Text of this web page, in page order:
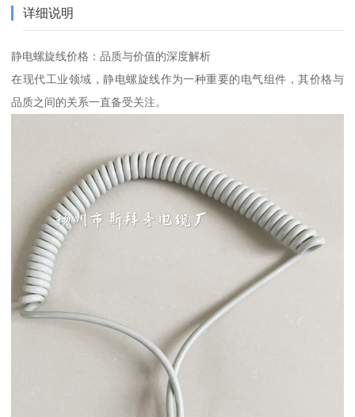
详细说明
静电螺旋线价格：品质与价值的深度解析
在现代工业领域，静电螺旋线作为一种重要的电气组件，其价格与
品质之间的关系一直备受关注。